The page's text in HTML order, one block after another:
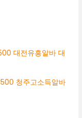
대전유흥알바 대
청주고소득알바